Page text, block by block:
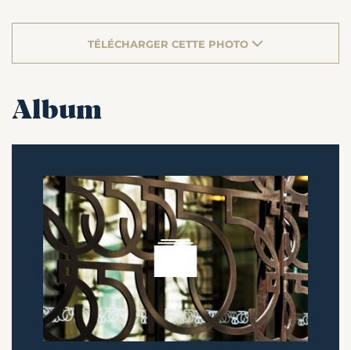
TÉLÉCHARGER CETTE PHOTO
Album